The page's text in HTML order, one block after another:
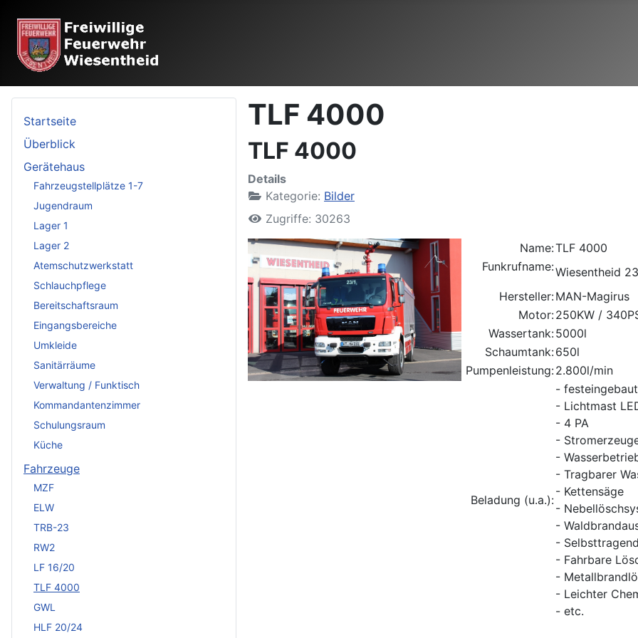
Startseite
Überblick
Gerätehaus
Fahrzeugstellplätze 1-7
Jugendraum
Lager 1
Lager 2
Atemschutzwerkstatt
Schlauchpflege
Bereitschaftsraum
Eingangsbereiche
Umkleide
Sanitärräume
Verwaltung / Funktisch
Kommandantenzimmer
Schulungsraum
Küche
Fahrzeuge
MZF
ELW
TRB-23
RW2
LF 16/20
TLF 4000
GWL
HLF 20/24
TLF 4000
TLF 4000
Details
Kategorie: Bilder
Zugriffe: 30263
Name:TLF 4000
Funkrufname:Wiesentheid
Hersteller:MAN-Magirus
Motor:250KW /
Wassertank:5000l
Schaumtank:650l
Pumpenleistung:2.800l/min
Beladung (u.a.):
-
- Lichtmast
- 4 PA
-
-
- Tragbarer
- Kettensäge
-
-
-
- Fahrbare
-
- Leichter
- etc.